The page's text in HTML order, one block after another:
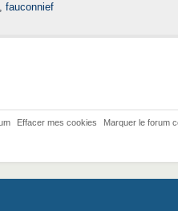
fauconnief
Effacer mes cookies Marquer le forum